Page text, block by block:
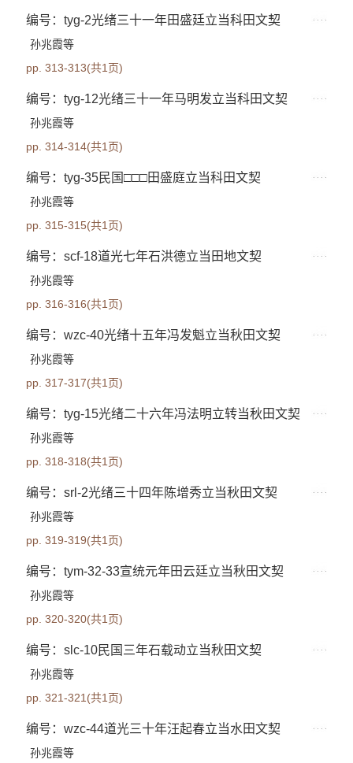
编号：tyg-2光绪三十一年田盛廷立当科田文契
孙兆霞等
pp. 313-313(共1页)
编号：tyg-12光绪三十一年马明发立当科田文契
孙兆霞等
pp. 314-314(共1页)
编号：tyg-35民国□□□田盛庭立当科田文契
孙兆霞等
pp. 315-315(共1页)
编号：scf-18道光七年石洪德立当田地文契
孙兆霞等
pp. 316-316(共1页)
编号：wzc-40光绪十五年冯发魁立当秋田文契
孙兆霞等
pp. 317-317(共1页)
编号：tyg-15光绪二十六年冯法明立转当秋田文契
孙兆霞等
pp. 318-318(共1页)
编号：srl-2光绪三十四年陈增秀立当秋田文契
孙兆霞等
pp. 319-319(共1页)
编号：tym-32-33宣统元年田云廷立当秋田文契
孙兆霞等
pp. 320-320(共1页)
编号：slc-10民国三年石载动立当秋田文契
孙兆霞等
pp. 321-321(共1页)
编号：wzc-44道光三十年汪起春立当水田文契
孙兆霞等